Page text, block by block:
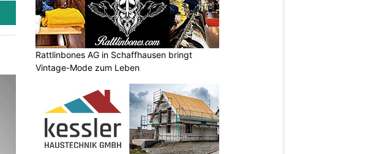
Rattlinbones AG in Schaffhausen bringt
Vintage-Mode zum Leben